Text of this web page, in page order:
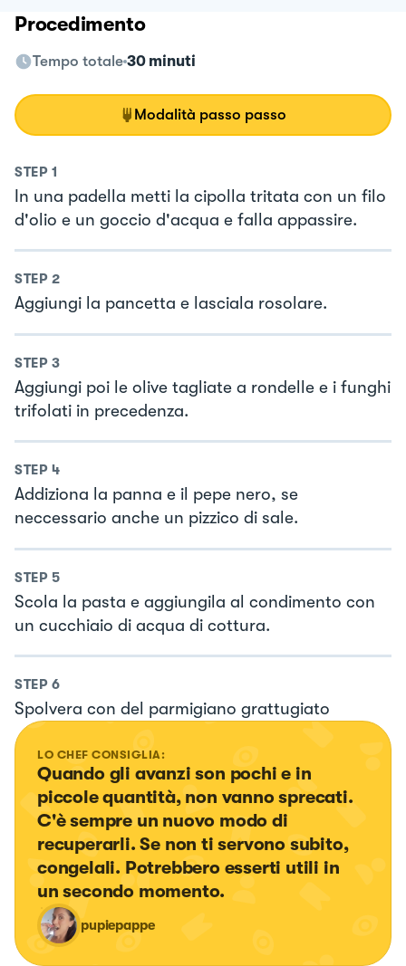
Procedimento
Tempo totale 30 minuti
Modalità passo passo
STEP 1
In una padella metti la cipolla tritata con un filo
d'olio e un goccio d'acqua e falla appassire.
STEP 2
Aggiungi la pancetta e lasciala rosolare.
STEP 3
Aggiungi poi le olive tagliate a rondelle e i funghi
trifolati in precedenza.
STEP 4
Addiziona la panna e il pepe nero, se
neccessario anche un pizzico di sale.
STEP 5
Scola la pasta e aggiungila al condimento con
un cucchiaio di acqua di cottura.
STEP 6
Spolvera con del parmigiano grattugiato
LO CHEF CONSIGLIA:
Quando gli avanzi son pochi e in
piccole quantità, non vanno sprecati.
C'è sempre un nuovo modo di
recuperarli. Se non ti servono subito,
congelali. Potrebbero esserti utili in
un secondo momento.
pupiepappe